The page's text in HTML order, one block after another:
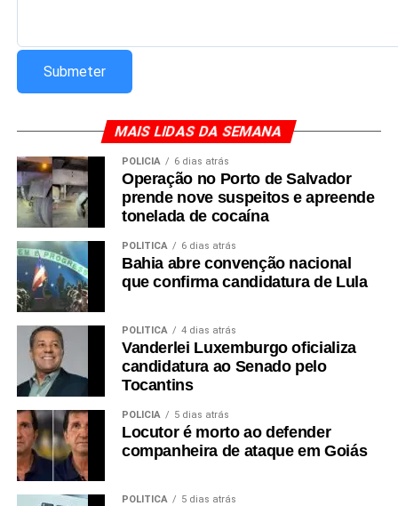
MAIS LIDAS DA SEMANA
POLÍCIA 6 dias atrás
Operação no Porto de Salvador
prende nove suspeitos e apreende
tonelada de cocaína
POLÍTICA 6 dias atrás
Bahia abre convenção nacional
que confirma candidatura de Lula
POLÍTICA 4 dias atrás
Vanderlei Luxemburgo oficializa
candidatura ao Senado pelo
Tocantins
POLÍCIA 5 dias atrás
Locutor é morto ao defender
companheira de ataque em Goiás
POLÍTICA 5 dias atrás